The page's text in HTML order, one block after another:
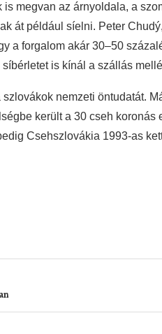
is megvan az árnyoldala, a
át például síelni. Peter
a forgalom akár 30–50
is kínál a szállás
nemzeti öntudatát.
került a 30 cseh koronás
Csehszlovákia 1993-as